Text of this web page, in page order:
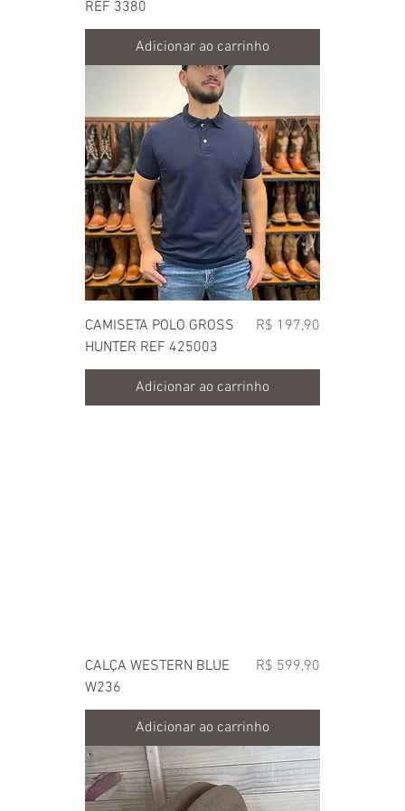
REF 3380
Adicionar ao carrinho
CAMISETA POLO GROSS
HUNTER REF 425003
Preço
R$ 197,90
Adicionar ao carrinho
CALÇA WESTERN BLUE
W236
Preço
R$ 599,90
Adicionar ao carrinho